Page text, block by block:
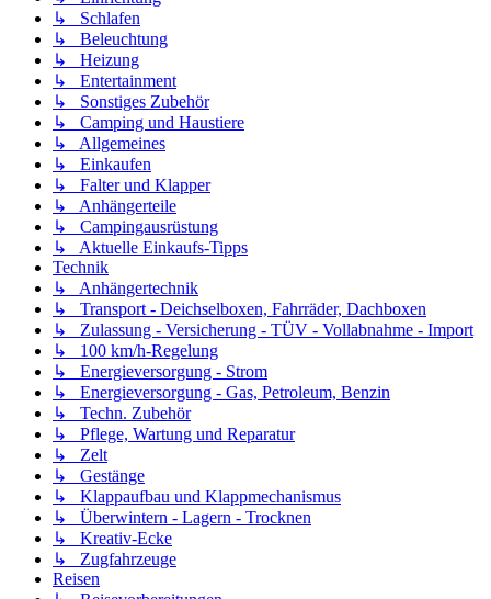
↳ Schlafen
↳ Beleuchtung
↳ Heizung
↳ Entertainment
↳ Sonstiges Zubehör
↳ Camping und Haustiere
↳ Allgemeines
↳ Einkaufen
↳ Falter und Klapper
↳ Anhängerteile
↳ Campingausrüstung
↳ Aktuelle Einkaufs-Tipps
Technik
↳ Anhängertechnik
↳ Transport - Deichselboxen, Fahrräder, Dachboxen
↳ Zulassung - Versicherung - TÜV - Vollabnahme - Import
↳ 100 km/h-Regelung
↳ Energieversorgung - Strom
↳ Energieversorgung - Gas, Petroleum, Benzin
↳ Techn. Zubehör
↳ Pflege, Wartung und Reparatur
↳ Zelt
↳ Gestänge
↳ Klappaufbau und Klappmechanismus
↳ Überwintern - Lagern - Trocknen
↳ Kreativ-Ecke
↳ Zugfahrzeuge
Reisen